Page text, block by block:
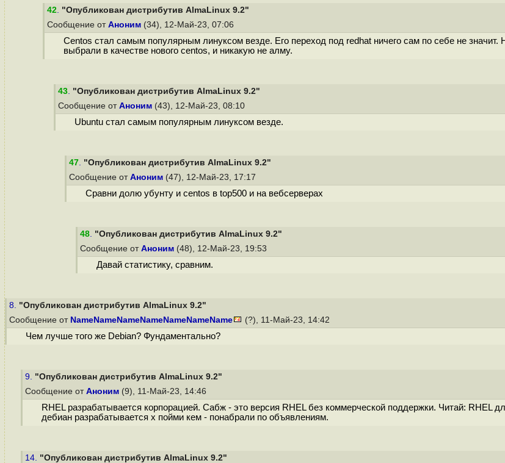
42. "Опубликован дистрибутив AlmaLinux 9.2"
Сообщение от Аноним (34), 12-Май-23, 07:06
Centos стал самым популярным линуксом везде. Его переход под redhat ничего сам по себе не
выбрали в качестве нового centos, и никакую не алму.
43. "Опубликован дистрибутив AlmaLinux 9.2"
Сообщение от Аноним (43), 12-Май-23, 08:10
Ubuntu стал самым популярным линуксом везде.
47. "Опубликован дистрибутив AlmaLinux 9.2"
Сообщение от Аноним (47), 12-Май-23, 17:17
Сравни долю убунту и centos в top500 и на вебсерверах
48. "Опубликован дистрибутив AlmaLinux 9.2"
Сообщение от Аноним (48), 12-Май-23, 19:53
Давай статистику, сравним.
8. "Опубликован дистрибутив AlmaLinux 9.2"
Сообщение от NameNameNameNameNameNameName (?), 11-Май-23, 14:42
Чем лучше того же Debian? Фундаментально?
9. "Опубликован дистрибутив AlmaLinux 9.2"
Сообщение от Аноним (9), 11-Май-23, 14:46
RHEL разрабатывается корпорацией. Сабж - это версия RHEL без коммерческой поддержки. Читай: RHEL
дебиан разрабатывается х пойми кем - понабрали по объявлениям.
14. "Опубликован дистрибутив AlmaLinux 9.2"